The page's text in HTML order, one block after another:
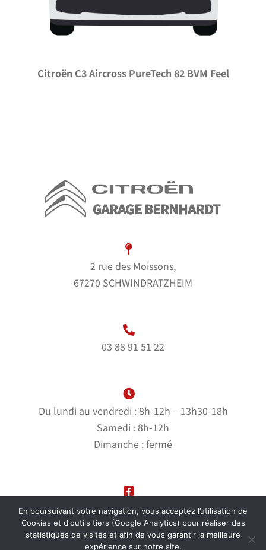
Citroën C3 Aircross PureTech 82 BVM Feel
2 rue des Moissons,
67270 SCHWINDRATZHEIM
03 88 91 51 22
Du lundi au vendredi : 8h-12h – 13h30-18h
Samedi : 8h-12h
Dimanche : fermé
Suivez-nous sur notre page Facebook
En poursuivant votre navigation, vous acceptez l’utilisation de
Cookies et d'outils tiers (Google Analytics) pour réaliser des
statistiques de visites et afin de vous garantir la meilleure
expérience sur notre site.